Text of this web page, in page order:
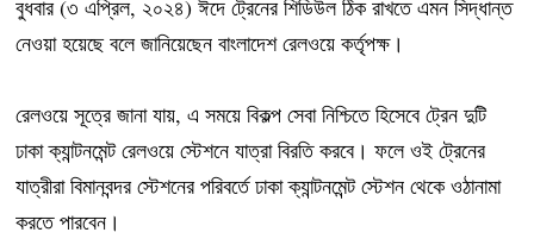
বুধবার (৩ এপ্রিল, ২০২৪) ঈদে ট্রেনের শিডিউল ঠিক রাখতে এমন সিদ্ধান্ত
নেওয়া হয়েছে বলে জানিয়েছেন বাংলাদেশ রেলওয়ে কর্তৃপক্ষ।
রেলওয়ে সূত্রে জানা যায়, এ সময়ে বিকল্প সেবা নিশ্চিতে হিসেবে ট্রেন দুটি
ঢাকা ক্যান্টনমেন্ট রেলওয়ে স্টেশনে যাত্রা বিরতি করবে। ফলে ওই ট্রেনের
যাত্রীরা বিমানবন্দর স্টেশনের পরিবর্তে ঢাকা ক্যান্টনমেন্ট স্টেশন থেকে ওঠানামা
করতে পারবেন।